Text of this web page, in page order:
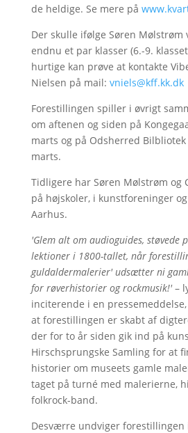
de heldige. Se mere på
Der skulle ifølge Søren
endnu et par klasser (6.-9.
hurtige kan prøve at kontakte
Nielsen på mail: vniels@kff.kk.dk
Forestillingen spiller i øvrigt
om aftenen og siden på
marts og på Odsherred
marts.
Tidligere har Søren Mølstrøm og
på højskoler, i kunstforeninger
Aarhus.
'Glem alt om audioguides, støvede
lektioner i 1800-tallet, når
guldaldermalerier' udsætter ni
for røverhistorier og rockmusik!'–
inciterende i en
at forestillingen er skabt af
der for to år siden gik ind på
Hirschsprungske Samling for at
historier om museets gamle
taget på turné med malerierne,
folkrock-band.
Desværre undviger